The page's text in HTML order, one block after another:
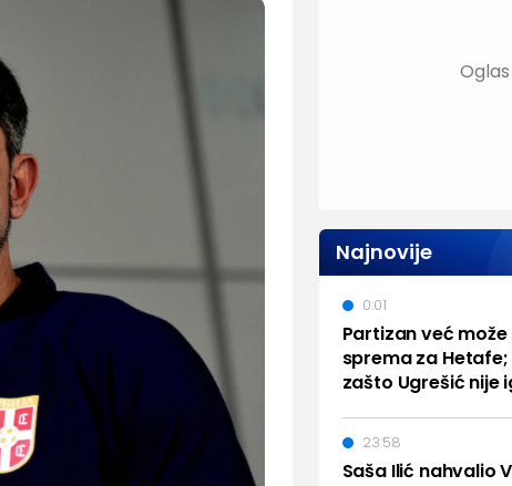
Najnovije
Partizan već može
sprema za
zašto Ugrešić nije
0:01
Saša Ilić nahvalio
23:58